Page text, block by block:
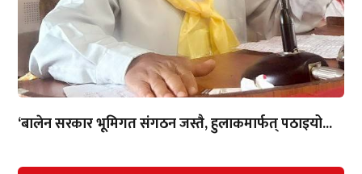
‘बालेन सरकार भूमिगत संगठन जस्तै, हुलाकमार्फत् पठाइयो...